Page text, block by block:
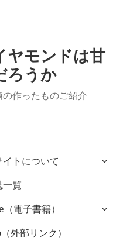
ヤモンドは甘
ろうか
の作ったものご紹介
イトについて
サ
ュ
一覧
電子書籍）
サ
外部リンク）